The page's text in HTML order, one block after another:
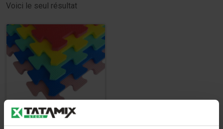
Voici le seul résultat